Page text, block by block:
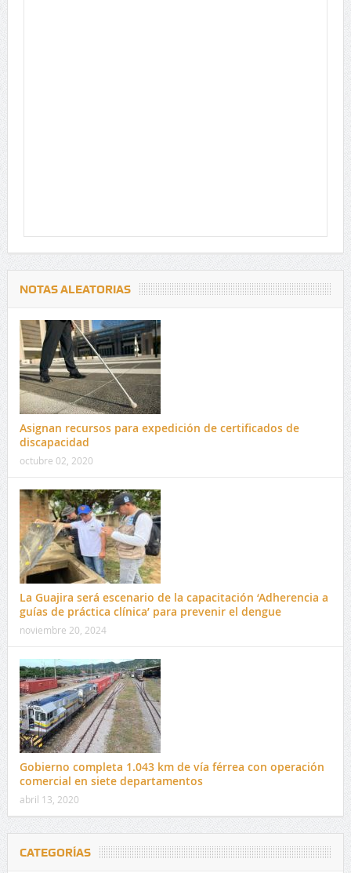
NOTAS ALEATORIAS
Asignan recursos para expedición de certificados de
discapacidad
octubre 02, 2020
La Guajira será escenario de la capacitación ‘Adherencia a
guías de práctica clínica’ para prevenir el dengue
noviembre 20, 2024
Gobierno completa 1.043 km de vía férrea con operación
comercial en siete departamentos
abril 13, 2020
CATEGORÍAS